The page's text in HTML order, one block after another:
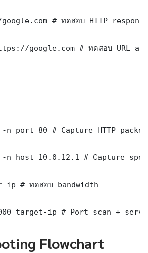
# ทดสอบ HTTP
google.com # ทดสอบ URL
n port 80 # Capture HTTP
-n host 10.0.12.1 # Capture
# ทดสอบ bandwidth
target-ip # Port scan +
Flowchart